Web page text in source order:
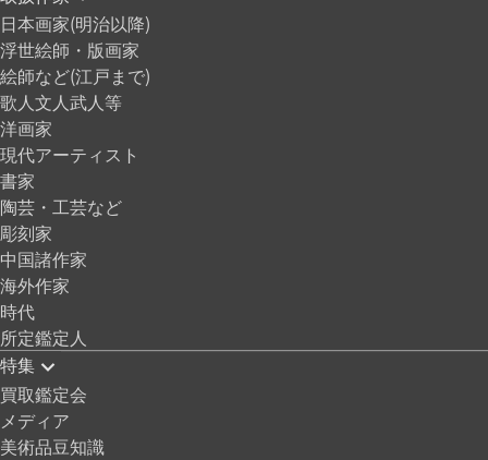
日本画家(明治以降)
浮世絵師・版画家
絵師など(江戸まで)
歌人文人武人等
洋画家
現代アーティスト
書家
陶芸・工芸など
彫刻家
中国諸作家
海外作家
時代
所定鑑定人
特集
買取鑑定会
メディア
美術品豆知識